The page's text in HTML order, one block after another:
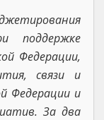
поддержке
Федерации,
связи и
Федерации и
За два